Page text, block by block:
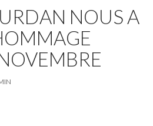
NOUS A